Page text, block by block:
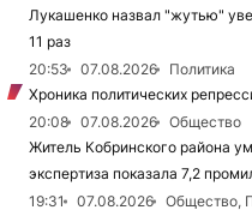
Лукашенко назвал "жутью"
11 раз
20:53
07.08.2026
Политика
Хроника политических
20:08
07.08.2026
Общество
Житель Кобринского района
экспертиза показала 7,2
19:31
07.08.2026
Общество,